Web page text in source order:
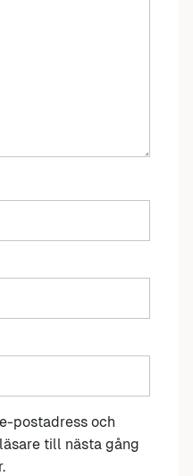
postadress och
till nästa gång